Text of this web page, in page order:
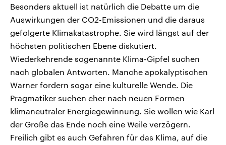
Besonders aktuell ist natürlich die Debatte um die
Auswirkungen der CO2-Emissionen und die daraus
gefolgerte Klimakatastrophe. Sie wird längst auf der
höchsten politischen Ebene diskutiert.
Wiederkehrende sogenannte Klima-Gipfel suchen
nach globalen Antworten. Manche apokalyptischen
Warner fordern sogar eine kulturelle Wende. Die
Pragmatiker suchen eher nach neuen Formen
klimaneutraler Energiegewinnung. Sie wollen wie Karl
der Große das Ende noch eine Weile verzögern.
Freilich gibt es auch Gefahren für das Klima, auf die